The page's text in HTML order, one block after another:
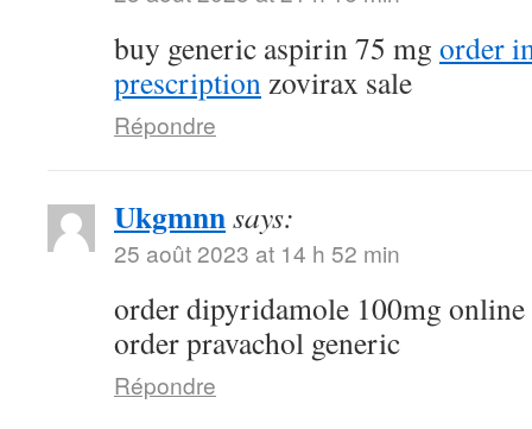
buy generic aspirin 75 mg order
prescriptionzovirax sale
Répondre
Ukgmnnsays:
25 août 2023 at 14 h 52 min
order dipyridamole 100mg online
order pravachol generic
Répondre